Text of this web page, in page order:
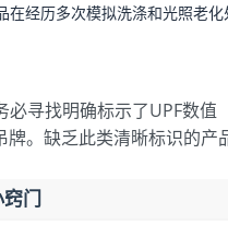
在经历多次模拟洗涤和光照老
必寻找明确标示了UPF数
。缺乏此类清晰标识的产
门